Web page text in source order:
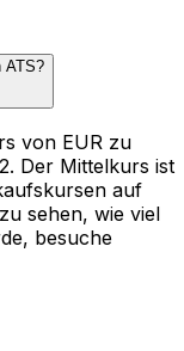
ATS?
von EUR zu
Der Mittelkurs ist
auf
sehen, wie viel
besuche